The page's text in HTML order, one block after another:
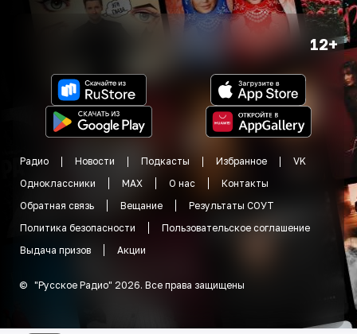
12+
Радио Новости Подкасты Избранное
VK
Одноклассники
MAX О нас
Контакты
Обратная связь
Вещание
Результаты СОУТ
Политика безопасности
Пользовательское соглашение
Выдача призов
Акции
© "Русское Радио" 2026. Все права защищены